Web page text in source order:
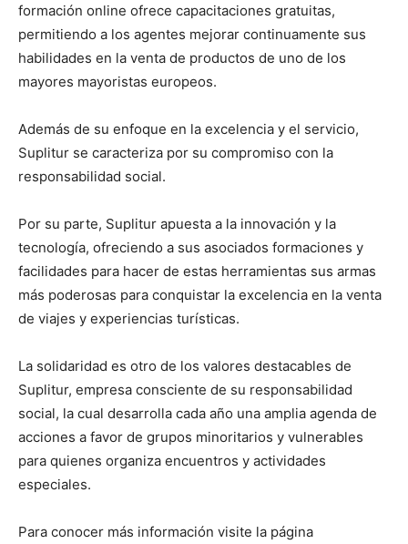
formación online ofrece capacitaciones gratuitas,
permitiendo a los agentes mejorar continuamente sus
habilidades en la venta de productos de uno de los
mayores mayoristas europeos.
Además de su enfoque en la excelencia y el servicio,
Suplitur se caracteriza por su compromiso con la
responsabilidad social.
Por su parte, Suplitur apuesta a la innovación y la
tecnología, ofreciendo a sus asociados formaciones y
facilidades para hacer de estas herramientas sus armas
más poderosas para conquistar la excelencia en la venta
de viajes y experiencias turísticas.
La solidaridad es otro de los valores destacables de
Suplitur, empresa consciente de su responsabilidad
social, la cual desarrolla cada año una amplia agenda de
acciones a favor de grupos minoritarios y vulnerables
para quienes organiza encuentros y actividades
especiales.
Para conocer más información visite la página